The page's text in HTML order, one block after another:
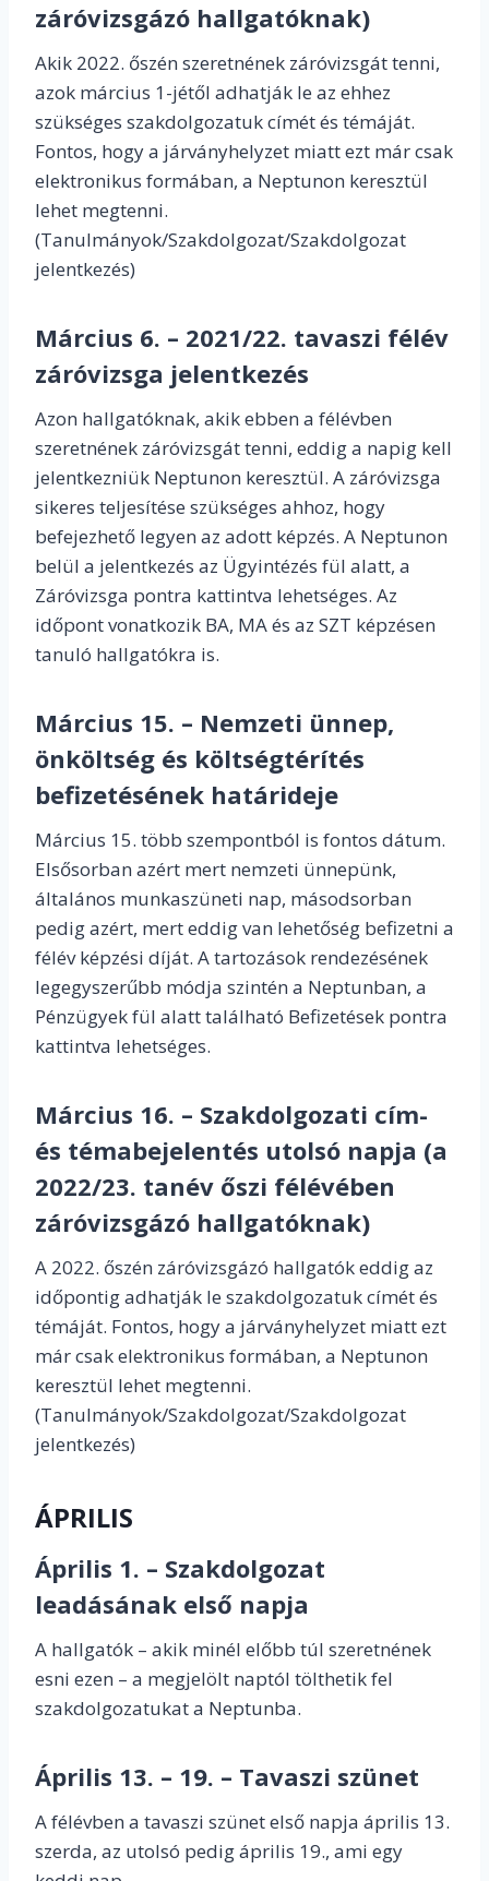
záróvizsgázó hallgatóknak)
Akik 2022. őszén szeretnének záróvizsgát tenni,
azok március 1-jétől adhatják le az ehhez
szükséges szakdolgozatuk címét és témáját.
Fontos, hogy a járványhelyzet miatt ezt már csak
elektronikus formában, a Neptunon keresztül
lehet megtenni.
(Tanulmányok/Szakdolgozat/Szakdolgozat
jelentkezés)
Március 6. – 2021/22. tavaszi félév
záróvizsga jelentkezés
Azon hallgatóknak, akik ebben a félévben
szeretnének záróvizsgát tenni, eddig a napig kell
jelentkezniük Neptunon keresztül. A záróvizsga
sikeres teljesítése szükséges ahhoz, hogy
befejezhető legyen az adott képzés. A Neptunon
belül a jelentkezés az Ügyintézés fül alatt, a
Záróvizsga pontra kattintva lehetséges. Az
időpont vonatkozik BA, MA és az SZT képzésen
tanuló hallgatókra is.
Március 15. – Nemzeti ünnep,
önköltség és költségtérítés
befizetésének határideje
Március 15. több szempontból is fontos dátum.
Elsősorban azért mert nemzeti ünnepünk,
általános munkaszüneti nap, másodsorban
pedig azért, mert eddig van lehetőség befizetni a
félév képzési díját. A tartozások rendezésének
legegyszerűbb módja szintén a Neptunban, a
Pénzügyek fül alatt található Befizetések pontra
kattintva lehetséges.
Március 16. – Szakdolgozati cím-
és témabejelentés utolsó napja (a
2022/23. tanév őszi félévében
záróvizsgázó hallgatóknak)
A 2022. őszén záróvizsgázó hallgatók eddig az
időpontig adhatják le szakdolgozatuk címét és
témáját. Fontos, hogy a járványhelyzet miatt ezt
már csak elektronikus formában, a Neptunon
keresztül lehet megtenni.
(Tanulmányok/Szakdolgozat/Szakdolgozat
jelentkezés)
ÁPRILIS
Április 1. – Szakdolgozat
leadásának első napja
A hallgatók – akik minél előbb túl szeretnének
esni ezen – a megjelölt naptól tölthetik fel
szakdolgozatukat a Neptunba.
Április 13. – 19. – Tavaszi szünet
A félévben a tavaszi szünet első napja április 13.
szerda, az utolsó pedig április 19., ami egy